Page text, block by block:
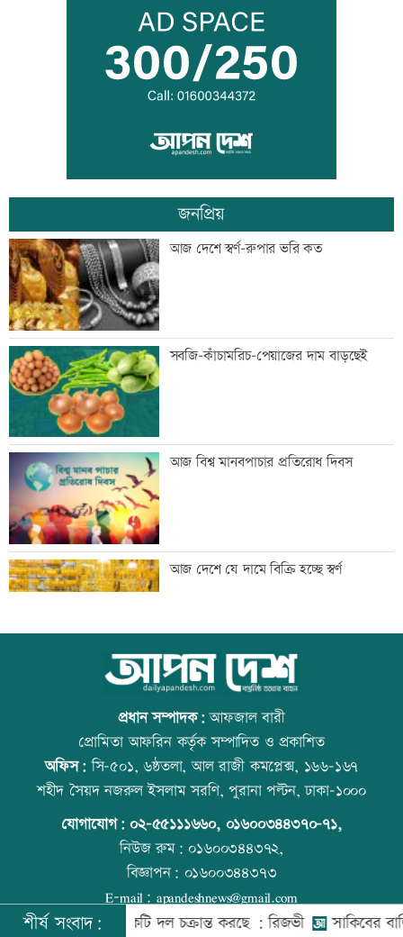
বিমানবন্দরে বাড়ছে নিরাপত্তা, বসছে অ্যান্টি-
ড্রোন সিস্টেম
প্রশিক্ষণার্থীদের সনদ দিলো কালীগঞ্জ
পৌরসভা
শেখ হাসিনার কক্ষে ঝুলছে শহীদদের
রক্তামাখা জামা
শিশু হত্যায় দুই কিশোরের কারাদন্ড, পাবজি-
ফ্রি ফায়ার সরাতে বিটিআরসিকে নির্দেশ
জনগণের দাবি পৌঁছে দিতেই সচিবালয়ের
সামনে এসেছি: জামায়াত আমীর
গ্যাস সরবরাহ স্বাভাবিক হবে দুই-তিনদিনের
মধ্যে: মন্ত্রী
সাংবাদিকের ওপর হামলার প্রতিবাদে
কুড়িগ্রামে মানববন্ধন
রাষ্ট্রবিরোধী অপতৎপরতায় জড়িত শিক্ষকদের
বিরুদ্ধে ব্যবস্থা নেয়ার দাবি ইউট্যাবের
ইরানে একক সামরিক পদক্ষেপের ইঙ্গিত
নেতানিয়াহুর
জনপ্রিয়
আজ দেশে স্বর্ণ-রুপার ভরি কত
সবজি-কাঁচামরিচ-পেয়াজের দাম বাড়ছেই
আজ বিশ্ব মানবপাচার প্রতিরোধ দিবস
আজ দেশে যে দামে বিক্রি হচ্ছে স্বর্ণ
আজ বিশ্ব বন্ধু দিবস
প্রতিমন্ত্রীকে ঘিরে ভাইরাল ভিডিওতে ছবি
জুড়ে অপপ্রচার: এলিন
বিশ্ব মাতৃদুগ্ধ দিবস আজ
প্রধান সম্পাদক:আফজাল বারী
প্রোমিতা আফরিন কর্তৃক সম্পাদিত ও প্রকাশিত
অফিস:সি-৫০১, ৬ষ্ঠতলা, আল রাজী কমপ্লেক্স, ১৬৬-১৬৭
শহীদ সৈয়দ নজরুল ইসলাম সরণি, পুরানা পল্টন, ঢাকা-১০০০
যোগাযোগ: ০২-৫৫১১১৬৬০, ০১৬০০৩৪৪৩৭০-৭১,
নিউজ রুম:০১৬০০৩৪৪৩৭২,
বিজ্ঞাপন: ০১৬০০৩৪৪৩৭৩
E-mail: apandeshnews@gmail.com
শীর্ষ সংবাদ:
বিরুদ্ধে একটি দল চক্রান্ত করছে : রিজভী সাকিবের বাড়িতে